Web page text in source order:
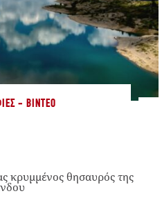
- ΒΊΝΤΕΟ
κρυμμένος θησαυρός της